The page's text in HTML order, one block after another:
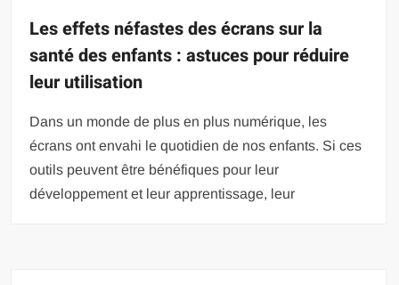
Les effets néfastes des écrans sur la
santé des enfants : astuces pour réduire
leur utilisation
Dans un monde de plus en plus numérique, les
écrans ont envahi le quotidien de nos enfants. Si ces
outils peuvent être bénéfiques pour leur
développement et leur apprentissage, leur